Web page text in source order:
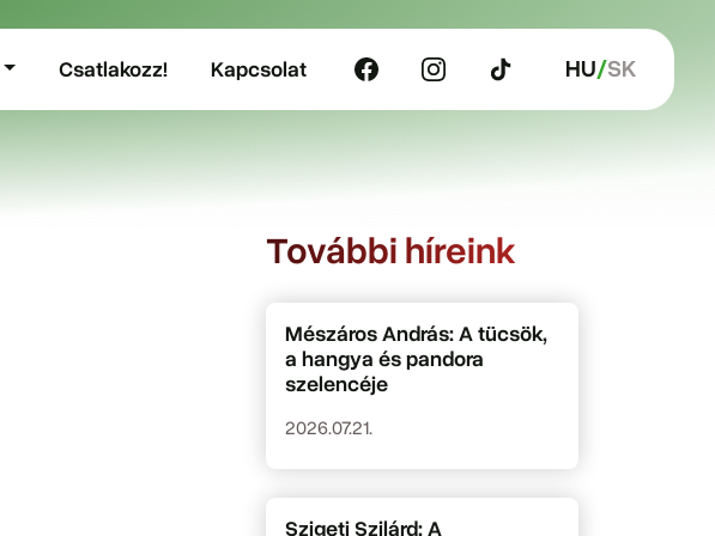
Csatlakozz! Kapcsolat HU SK
További híreink
Mészáros András: A tücsök,
a hangya és pandora
szelencéje
2026.07.21.
Szigeti Szilárd: A